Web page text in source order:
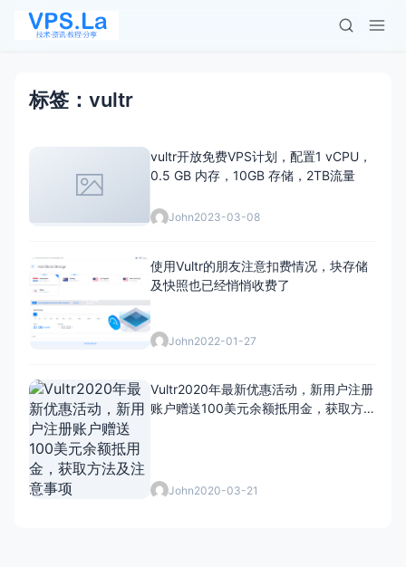
标签：vultr
vultr开放免费VPS计划，配置1 vCPU，
0.5 GB 内存，10GB 存储，2TB流量
John2023-03-08
使用Vultr的朋友注意扣费情况，块存储
及快照也已经悄悄收费了
John2022-01-27
Vultr2020年最新优惠活动，新用户注册
账户赠送100美元余额抵用金，获取方法
John2020-03-21